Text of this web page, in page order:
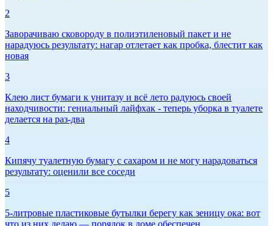
2
Заворачиваю сковороду в полиэтиленовый пакет и не
нарадуюсь результату: нагар отлетает как пробка, блестит как
новая
3
Клею лист бумаги к унитазу и всё лето радуюсь своей
находчивости: гениальный лайфхак - теперь уборка в туалете
делается на раз-два
4
Кипячу туалетную бумагу с сахаром и не могу нарадоваться
результату: оценили все соседи
5
5-литровые пластиковые бутылки берегу как зеницу ока: вот